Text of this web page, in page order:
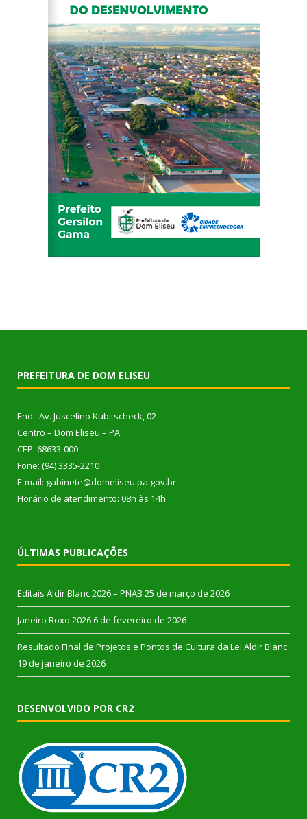
PREFEITURA DE DOM ELISEU
End.: Av. Juscelino Kubitscheck, 02
Centro – Dom Eliseu – PA
CEP: 68633-000
Fone: (94) 3335-2210
E-mail: gabinete@domeliseu.pa.gov.br
Horário de atendimento: 08h às 14h
ÚLTIMAS PUBLICAÇÕES
Editais Aldir Blanc 2026 – PNAB 25 de março de 2026
Janeiro Roxo 2026 6 de fevereiro de 2026
Resultado Final de Projetos e Pontos de Cultura da Lei Aldir Blanc
19 de janeiro de 2026
DESENVOLVIDO POR CR2